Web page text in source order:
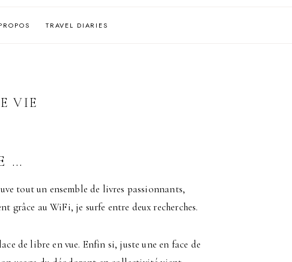
TRAVEL DIARIES
VIE
…
tout un ensemble de livres passionnants,
grâce au WiFi, je surfe entre deux recherches.
de libre en vue. Enfin si, juste une en face de